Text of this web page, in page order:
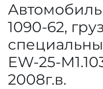
1090-62,
EW-25-
2008г.в.